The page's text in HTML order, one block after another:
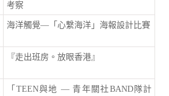
考察
海洋觸覺—「心繫海洋」海報設計比賽
『走出班房。放眼香港』
「TEEN與地 — 青年關社BAND隊計